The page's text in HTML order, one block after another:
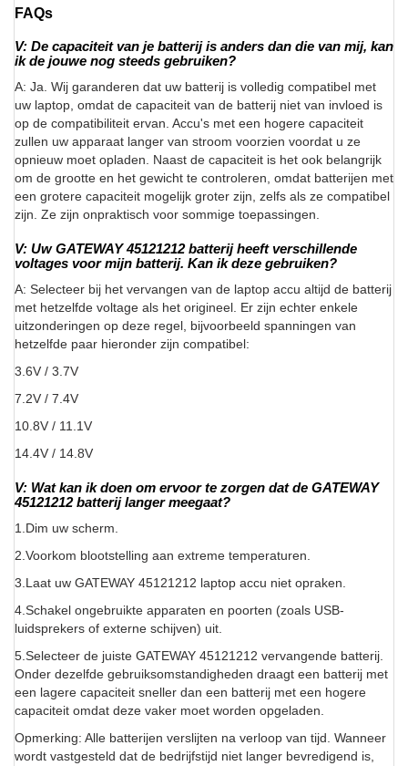
FAQs
V: De capaciteit van je batterij is anders dan die van mij, kan
ik de jouwe nog steeds gebruiken?
A: Ja. Wij garanderen dat uw batterij is volledig compatibel met
uw laptop, omdat de capaciteit van de batterij niet van invloed is
op de compatibiliteit ervan. Accu's met een hogere capaciteit
zullen uw apparaat langer van stroom voorzien voordat u ze
opnieuw moet opladen. Naast de capaciteit is het ook belangrijk
om de grootte en het gewicht te controleren, omdat batterijen met
een grotere capaciteit mogelijk groter zijn, zelfs als ze compatibel
zijn. Ze zijn onpraktisch voor sommige toepassingen.
V: Uw GATEWAY 45121212 batterij heeft verschillende
voltages voor mijn batterij. Kan ik deze gebruiken?
A: Selecteer bij het vervangen van de laptop accu altijd de batterij
met hetzelfde voltage als het origineel. Er zijn echter enkele
uitzonderingen op deze regel, bijvoorbeeld spanningen van
hetzelfde paar hieronder zijn compatibel:
3.6V / 3.7V
7.2V / 7.4V
10.8V / 11.1V
14.4V / 14.8V
V: Wat kan ik doen om ervoor te zorgen dat de GATEWAY
45121212 batterij langer meegaat?
1.Dim uw scherm.
2.Voorkom blootstelling aan extreme temperaturen.
3.Laat uw GATEWAY 45121212 laptop accu niet opraken.
4.Schakel ongebruikte apparaten en poorten (zoals USB-
luidsprekers of externe schijven) uit.
5.Selecteer de juiste GATEWAY 45121212 vervangende batterij.
Onder dezelfde gebruiksomstandigheden draagt een batterij met
een lagere capaciteit sneller dan een batterij met een hogere
capaciteit omdat deze vaker moet worden opgeladen.
Opmerking: Alle batterijen verslijten na verloop van tijd. Wanneer
wordt vastgesteld dat de bedrijfstijd niet langer bevredigend is,